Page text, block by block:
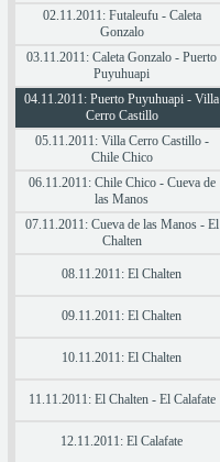
02.11.2011: Futaleufu - Caleta
Gonzalo
03.11.2011: Caleta Gonzalo - Puerto
Puyuhuapi
04.11.2011: Puerto Puyuhuapi - Villa
Cerro Castillo
05.11.2011: Villa Cerro Castillo -
Chile Chico
06.11.2011: Chile Chico - Cueva de
las Manos
07.11.2011: Cueva de las Manos - El
Chalten
08.11.2011: El Chalten
09.11.2011: El Chalten
10.11.2011: El Chalten
11.11.2011: El Chalten - El Calafate
12.11.2011: El Calafate